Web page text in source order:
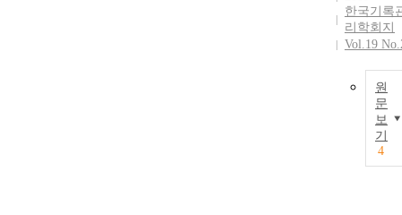
한국기록
리학회지
Vol.19
원
문
보
기
4